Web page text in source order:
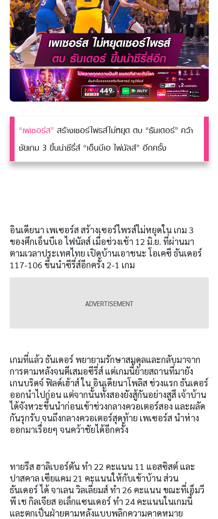
“เพเซอร์ส” สร้างเซอร์ไพรส์ไม่หยุด ตบ “ธันเดอร์” คว้า
ชัยเกม 3 ขึ้นนำซีรี่ส์ “เอ็นบีเอ ไฟนัลส์” อีกครั้ง
อินเดียนา เพเซอร์ส สร้างเซอร์ไพรส์ไม่หยุดใน เกม 3
ของศึกเอ็นบีเอ ไฟนัลส์ เมื่อช่วงเช้า 12 มิ.ย. ที่ผ่านมา
ตามเวลาประเทศไทย เปิดบ้านเอาชนะ โอเคซี ธันเดอร์
117-106 ขึ้นนำซีรี่ส์อีกครั้ง 2-1 เกม
เกมที่แล้ว ธันเดอร์ พยายามรักษาสมดุลและกลับมาจาก
การตามหลังจนตีเสมอซีรี่ส์ แต่เกมนี้ย้ายสถานที่มายัง
เกนบริดจ์ ฟิลด์เฮ้าส์ ใน อินเดียนาโพลิส ช่วงแรก ธันเดอร์
ออกนำไปก่อน แต่จากนั้นทั้งสองยังสู้กันอย่างสูสี เจ้าบ้าน
ได้จังหวะขึ้นนำก่อนเข้าช่วงกลางควอเตอร์สอง และผลัด
กันรุกรับ จนถึงกลางควอเตอร์สุดท้าย เพเซอร์ส นำห่าง
ออกมาเรื่อยๆ จนคว้าชัยได้อีกครั้ง
ทายรีส ฮาลิเบอร์ตัน ทำ 22 คะแนน 11 แอสซิสต์ และ
ปาสคาล เซียแคม 21 คะแนนให้กับเข้าบ้าน ส่วน
ธันเดอร์ ได้ จาเลน วิลเลี่ยมส์ ทำ 26 คะแนน ขณะที่เอ็มวี
พี เช กิลเจียส อเล็กแซนเดอร์ ทำ 24 คะแนนในเกมนี้
และตกเป็นฝ่ายตามหลังแบบพลิกความคาดหมาย